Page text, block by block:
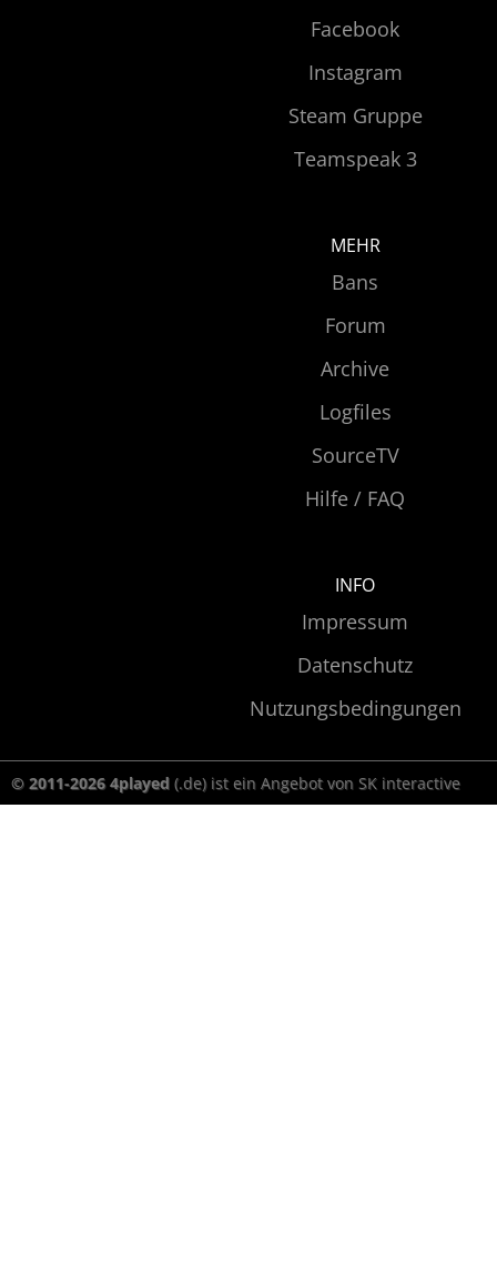
Facebook
Instagram
Steam Gruppe
Teamspeak 3
MEHR
Bans
Forum
Archive
Logfiles
SourceTV
Hilfe / FAQ
INFO
Impressum
Datenschutz
Nutzungsbedingungen
© 2011-2026 4played (.de) ist ein Angebot von SK interactive